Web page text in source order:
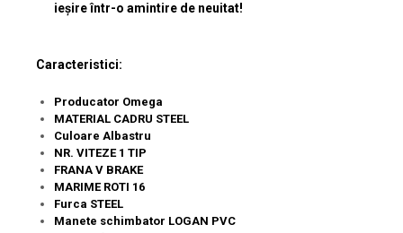
ieșire într-o amintire de neuitat!
Caracteristici:
Producator Omega
MATERIAL CADRU STEEL
Culoare Albastru
NR. VITEZE 1 TIP
FRANA V BRAKE
MARIME ROTI 16
Furca STEEL
Manete schimbator LOGAN PVC